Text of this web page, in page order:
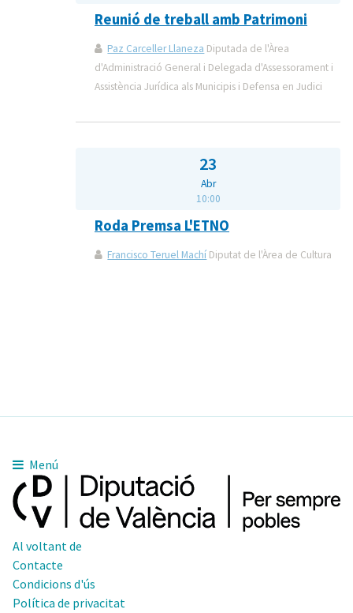
Reunió de treball amb Patrimoni
Paz Carceller Llaneza Diputada de l'Àrea
d'Administració General i Delegada d'Assessorament i
Assistència Jurídica als Municipis i Defensa en Judici
23
Abr
10:00
Roda Premsa L'ETNO
Francisco Teruel Machí Diputat de l'Àrea de Cultura
Menú
Al voltant de
Contacte
Condicions d'ús
Política de privacitat